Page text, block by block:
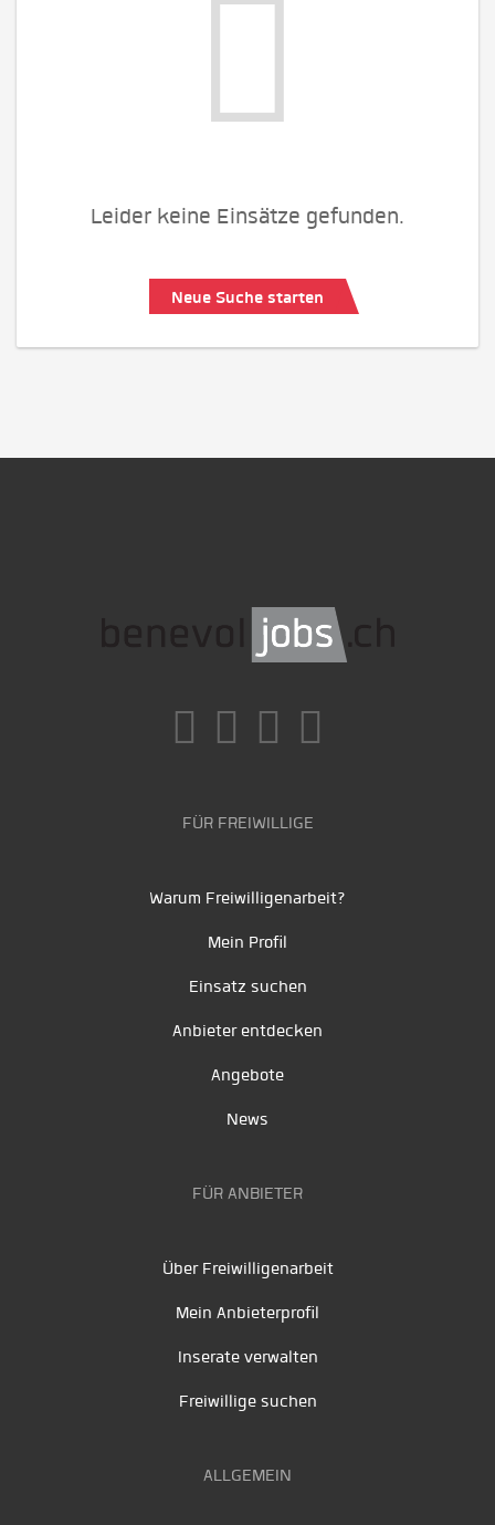
Leider keine Einsätze gefunden.
Neue Suche starten
FÜR FREIWILLIGE
Warum Freiwilligenarbeit?
Mein Profil
Einsatz suchen
Anbieter entdecken
Angebote
News
FÜR ANBIETER
Über Freiwilligenarbeit
Mein Anbieterprofil
Inserate verwalten
Freiwillige suchen
ALLGEMEIN